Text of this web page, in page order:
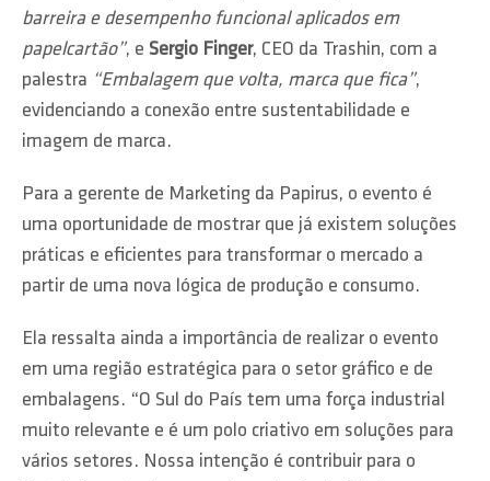
barreira e desempenho funcional aplicados em
papelcartão”, e Sergio Finger, CEO da Trashin, com a
palestra “Embalagem que volta, marca que fica”,
evidenciando a conexão entre sustentabilidade e
imagem de marca.
Para a gerente de Marketing da Papirus, o evento é
uma oportunidade de mostrar que já existem soluções
práticas e eficientes para transformar o mercado a
partir de uma nova lógica de produção e consumo.
Ela ressalta ainda a importância de realizar o evento
em uma região estratégica para o setor gráfico e de
embalagens. “O Sul do País tem uma força industrial
muito relevante e é um polo criativo em soluções para
vários setores. Nossa intenção é contribuir para o